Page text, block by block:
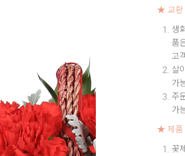
★ 교환
생
품
고
살
가
주
가
★ 제품
꽃